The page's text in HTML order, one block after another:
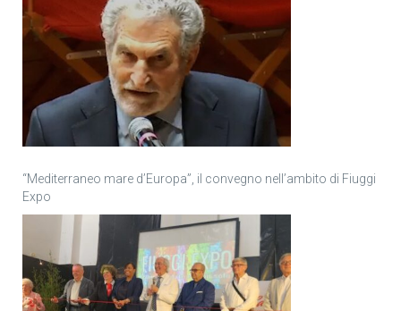
“Mediterraneo mare d’Europa”, il convegno nell’ambito di Fiuggi
Expo